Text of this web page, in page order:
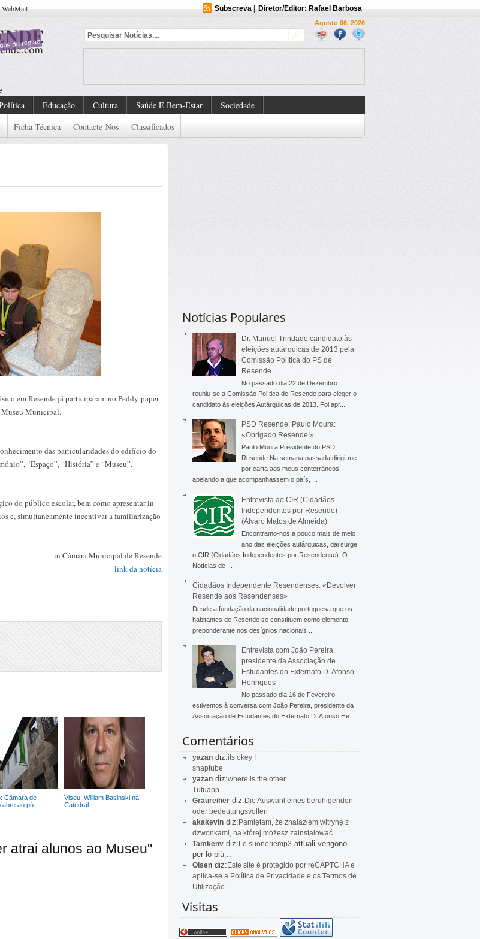
WebMail Subscreva| Diretor/Editor: Rafael Barbosa
Agosto 06, 2026
Lamego
Educação Cultura Saúde E Bem-Estar
Sociedade
Ficha Técnica Contacte-Nos Classificados
em Resende já participaram no Peddy-paper
Museu Municipal.
das particularidades do edifício do
“Espaço”, “História” e “Museu”.
do público escolar, bem como apresentar in
e, simultaneamente incentivar a familiarização
in Câmara Municipal de Resende
link da notícia
Câmara de
ao pú...
Viseu: William Basinski na
Catedral...
atrai alunos ao Museu"
Notícias Populares
Dr. Manuel Trindade candidato às
eleições autárquicas de 2013 pela
Comissão Política do PS de
Resende
No passado dia 22 de Dezembro
reuniu-se a Comissão Política de Resende para eleger o
candidato às eleições Autárquicas de 2013. Foi apr...
PSD Resende: Paulo Moura:
«Obrigado Resende!»
Paulo Moura Presidente do PSD
Resende Na semana passada dirigi-me
por carta aos meus conterrâneos,
apelando a que acompanhassem o país, ...
Entrevista ao CIR (Cidadãos
Independentes por Resende)
(Álvaro Matos de Almeida)
Encontramo-nos a pouco mais de meio
ano das eleições autárquicas, dai surge
o CIR (Cidadãos Independentes por Resendense). O
Notícias de ...
Cidadãos Independente Resendenses: «Devolver
Resende aos Resendenses»
Desde a fundação da nacionalidade portuguesa que os
habitantes de Resende se constituem como elemento
preponderante nos desígnios nacionais ...
Entrevista com João Pereira,
presidente da Associação de
Estudantes do Externato D. Afonso
Henriques
No passado dia 16 de Fevereiro,
estivemos à conversa com João Pereira, presidente da
Associação de Estudantes do Externato D. Afonso He...
Comentários
yazan diz:its okey !
snaptube
yazan diz:where is the other
Tutuapp
Graureiher diz:Die Auswahl eines beruhigenden
oder bedeutungsvollen
akakevin diz:Pamiętam, że znalazłem witrynę z
dzwonkami, na której możesz zainstalować
Tamkenv diz:Le suoneriemp3 attuali vengono
per lo più...
Olsen diz:Este site é protegido por reCAPTCHA e
aplica-se a Política de Privacidade e os Termos de
Utilização...
Visitas